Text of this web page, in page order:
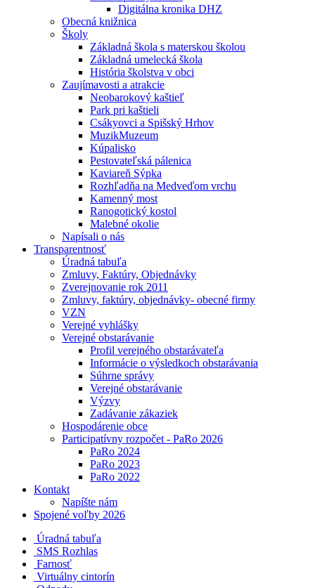
Digitálna kronika DHZ
Obecná knižnica
Školy
Základná škola s materskou školou
Základná umelecká škola
História školstva v obci
Zaujímavosti a atrakcie
Neobarokový kaštieľ
Park pri kaštieli
Csákyovci a Spišský Hrhov
MuzikMuzeum
Kúpalisko
Pestovateľská pálenica
Kaviareň Sýpka
Rozhľadňa na Medveďom vrchu
Kamenný most
Ranogotický kostol
Malebné okolie
Napísali o nás
Transparentnosť
Úradná tabuľa
Zmluvy, Faktúry, Objednávky
Zverejnovanie rok 2011
Zmluvy, faktúry, objednávky- obecné firmy
VZN
Verejné vyhlášky
Verejné obstarávanie
Profil verejného obstarávateľa
Informácie o výsledkoch obstarávania
Súhrne správy
Verejné obstarávanie
Výzvy
Zadávanie zákaziek
Hospodárenie obce
Participatívny rozpočet - PaRo 2026
PaRo 2024
PaRo 2023
PaRo 2022
Kontakt
Napíšte nám
Spojené voľby 2026
Úradná tabuľa
SMS Rozhlas
Farnosť
Virtuálny cintorín